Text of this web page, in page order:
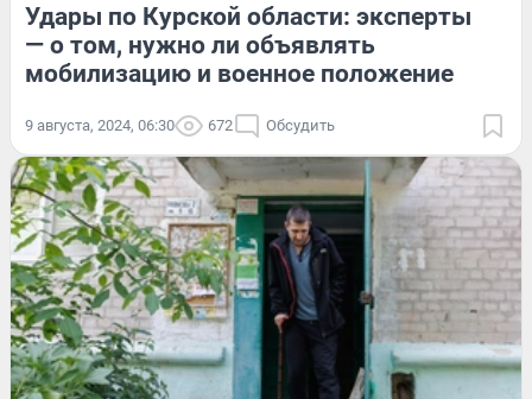
Удары по Курской области: эксперты
— о том, нужно ли объявлять
мобилизацию и военное положение
9 августа, 2024, 06:30 672 Обсудить